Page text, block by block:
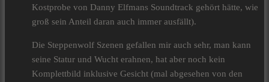
Kostprobe von Danny Elfmans Soundtrack gehört hätte, wie
groß sein Anteil daran auch immer ausfällt).
Die Steppenwolf Szenen gefallen mir auch sehr, man kann
seine Statur und Wucht erahnen, hat aber noch kein
Komplettbild inklusive Gesicht (mal abgesehen von den